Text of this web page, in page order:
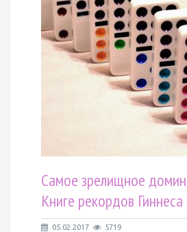
Самое зрелищное
Книге рекордов Гиннеса
05.02.2017 5719